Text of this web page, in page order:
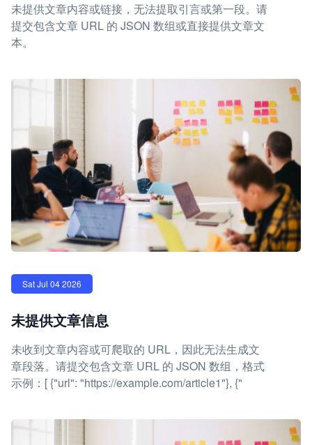
未提供文章内容或链接，无法提取引言或第一段。请
提交包含文章 URL 的 JSON 数组或直接提供文章文
本。
Sat Jul 04 2026
未提供文章信息
未收到文章内容或可爬取的 URL，因此无法生成文
章段落。请提交包含文章 URL 的 JSON 数组，格式
示例：[ {"url": "https://example.com/article1"}, {"